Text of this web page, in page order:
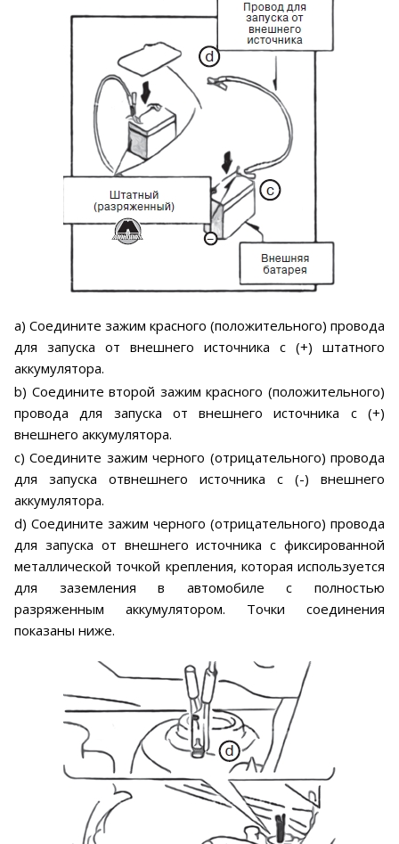
a) Соедините зажим красного (положительного) провода
для запуска от внешнего источника с (+) штатного
аккумулятора.
b) Соедините второй зажим красного (положительного)
провода для запуска от внешнего источника с (+)
внешнего аккумулятора.
c) Соедините зажим черного (отрицательного) провода
для запуска отвнешнего источника с (-) внешнего
аккумулятора.
d) Соедините зажим черного (отрицательного) провода
для запуска от внешнего источника с фиксированной
металлической точкой крепления, которая используется
для заземления в автомобиле с полностью
разряженным аккумулятором. Точки соединения
показаны ниже.